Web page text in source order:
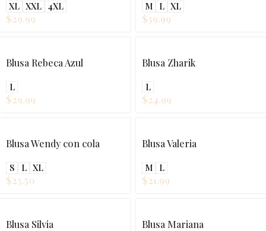
XL XXL 4XL
$29.99
M L XL
$39.99
Blusa Rebeca Azul
L
$29.99
Blusa Zharik
L
$24.99
Blusa Wendy con cola
S L XL
$23.50
Blusa Valeria
M L
$21.99
Blusa Silvia Blusa Mariana